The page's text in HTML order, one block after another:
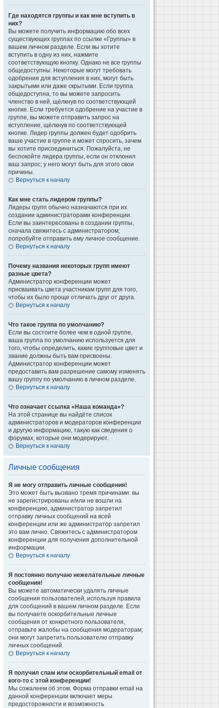
Где находятся группы и как мне вступить в
них?
Вы можете получить информацию обо всех
существующих группах по ссылке «Группы» в
вашем личном разделе. Если вы хотите
вступить в одну из них, нажмите
соответствующую кнопку. Однако не все группы
общедоступны. Некоторые могут требовать
одобрения для вступления в них, могут быть
закрытыми или даже скрытыми. Если группа
общедоступна, то вы можете запросить
членство в ней, щёлкнув по соответствующей
кнопке. Если требуется одобрение на участие в
группе, вы можете отправить запрос на
вступление, щёлкнув по соответствующей
кнопке. Лидер группы должен будет одобрить
ваше участие в группе и может спросить, зачем
вы хотите присоединиться. Пожалуйста, не
беспокойте лидера группы, если он отклонил
ваш запрос; у него могут быть для этого свои
причины.
Вернуться к началу
Как мне стать лидером группы?
Лидеры групп обычно назначаются при их
создании администраторами конференции.
Если вы заинтересованы в создании группы,
сначала свяжитесь с администратором;
попробуйте отправить ему личное сообщение.
Вернуться к началу
Почему названия некоторых групп имеют
разные цвета?
Администратор конференции может
присваивать цвета участникам групп для того,
чтобы их было проще отличать друг от друга.
Вернуться к началу
Что такое группа по умолчанию?
Если вы состоите более чем в одной группе,
ваша группа по умолчанию используется для
того, чтобы определить, какие групповые цвет и
звание должны быть вам присвоены.
Администратор конференции может
предоставить вам разрешение самому изменять
вашу группу по умолчанию в личном разделе.
Вернуться к началу
Что означает ссылка «Наша команда»?
На этой странице вы найдёте список
администраторов и модераторов конференции
и другую информацию, такую как сведения о
форумах, которые они модерируют.
Вернуться к началу
Личные сообщения
Я не могу отправить личные сообщения!
Это может быть вызвано тремя причинами: вы
не зарегистрированы и/или не вошли на
конференцию, администратор запретил
отправку личных сообщений на всей
конференции или же администратор запретил
это вам лично. Свяжитесь с администратором
конференции для получения дополнительной
информации.
Вернуться к началу
Я постоянно получаю нежелательные личные
сообщения!
Вы можете автоматически удалять личные
сообщения пользователей, используя правила
для сообщений в вашем личном разделе. Если
вы получаете оскорбительные личные
сообщения от конкретного пользователя,
отправьте жалобы на сообщения модераторам;
они могут запретить пользователю отправку
личных сообщений.
Вернуться к началу
Я получил спам или оскорбительный email от
кого-то с этой конференции!
Мы сожалеем об этом. Форма отправки email на
данной конференции включает меры
предосторожности и возможность